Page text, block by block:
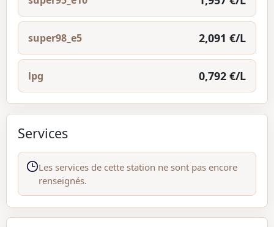
super98_e5 2,091 €/L
lpg 0,792 €/L
Services
Les services de cette station ne sont pas encore
renseignés.